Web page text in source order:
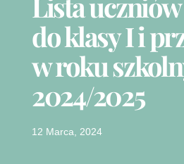
do klasy I i
w roku
2024/2025
12 Marca, 2024